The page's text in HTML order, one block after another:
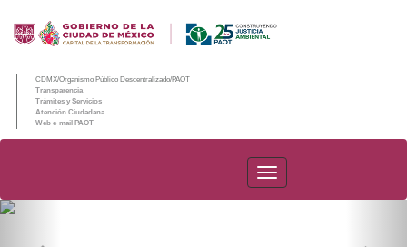
CDMX/Organismo Público Descentralizado/PAOT
Transparencia
Trámites y Servicios
Atención Ciudadana
Web e-mail PAOT
PAOT